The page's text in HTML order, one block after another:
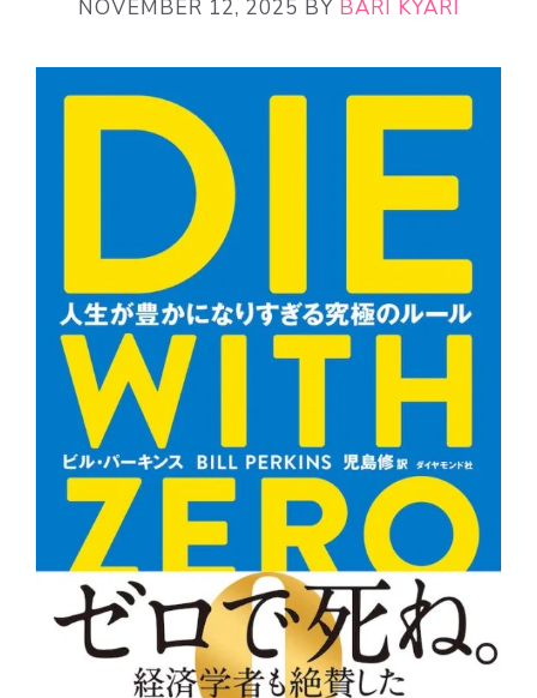
NOVEMBER 12, 2025 BY BARI KYARI